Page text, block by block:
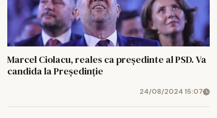
Marcel Ciolacu, reales ca președinte al PSD. Va
candida la Președinție
24/08/2024 15:07